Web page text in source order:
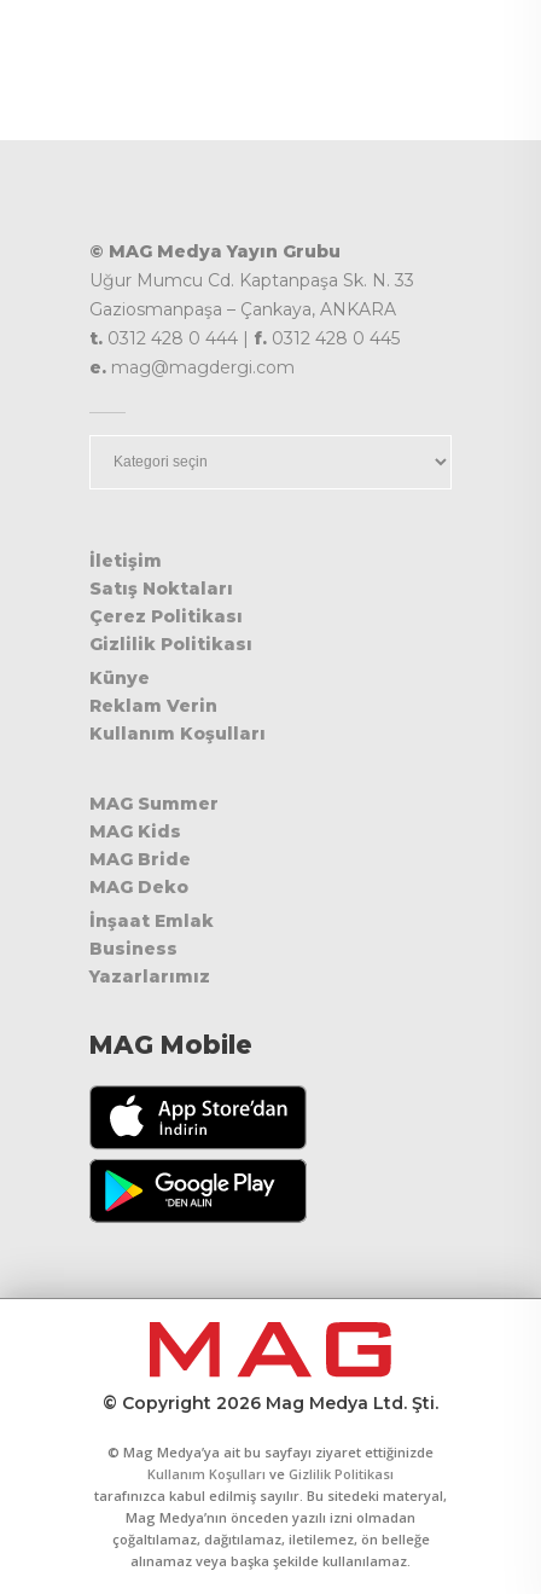
© MAG Medya Yayın Grubu
Uğur Mumcu Cd. Kaptanpaşa Sk. N. 33
Gaziosmanpaşa – Çankaya, ANKARA
t. 0312 428 0 444 | f. 0312 428 0 445
e. mag@magdergi.com
İletişim
Satış Noktaları
Çerez Politikası
Gizlilik Politikası
Künye
Reklam Verin
Kullanım Koşulları
MAG Summer
MAG Kids
MAG Bride
MAG Deko
İnşaat Emlak
Business
Yazarlarımız
MAG Mobile
© Copyright 2026 Mag Medya Ltd. Şti.
© Mag Medya’ya ait bu sayfayı ziyaret ettiğinizde
Kullanım Koşulları ve Gizlilik Politikası
tarafınızca kabul edilmiş sayılır. Bu sitedeki materyal,
Mag Medya’nın önceden yazılı izni olmadan
çoğaltılamaz, dağıtılamaz, iletilemez, ön belleğe
alınamaz veya başka şekilde kullanılamaz.